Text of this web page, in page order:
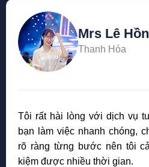
Mrs Lê
Thanh Hóa
Tôi rất hài lòng với dịch vụ
bạn làm việc nhanh chóng,
rõ ràng từng bước nên tôi
kiệm được nhiều thời gian.